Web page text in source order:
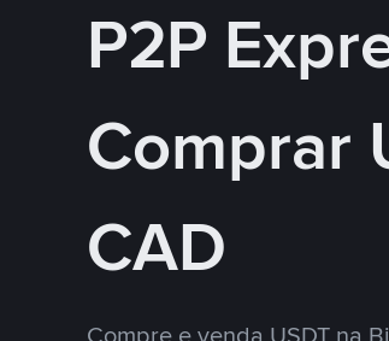
P2P
Comprar
CAD